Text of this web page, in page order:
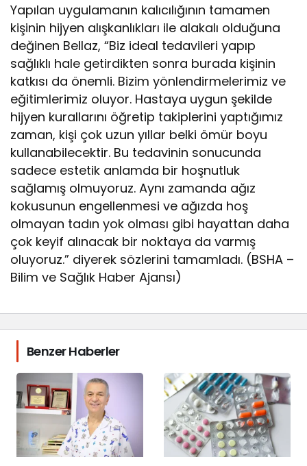
Yapılan uygulamanın kalıcılığının tamamen
kişinin hijyen alışkanlıkları ile alakalı olduğuna
değinen Bellaz, “Biz ideal tedavileri yapıp
sağlıklı hale getirdikten sonra burada kişinin
katkısı da önemli. Bizim yönlendirmelerimiz ve
eğitimlerimiz oluyor. Hastaya uygun şekilde
hijyen kurallarını öğretip takiplerini yaptığımız
zaman, kişi çok uzun yıllar belki ömür boyu
kullanabilecektir. Bu tedavinin sonucunda
sadece estetik anlamda bir hoşnutluk
sağlamış olmuyoruz. Aynı zamanda ağız
kokusunun engellenmesi ve ağızda hoş
olmayan tadın yok olması gibi hayattan daha
çok keyif alınacak bir noktaya da varmış
oluyoruz.” diyerek sözlerini tamamladı. (BSHA –
Bilim ve Sağlık Haber Ajansı)
Benzer Haberler